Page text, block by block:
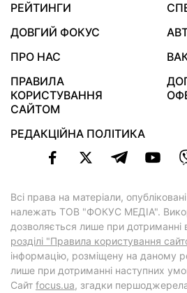
РЕЙТИНГИ
ДОВГИЙ ФОКУС
ПРО НАС
ПРАВИЛА
КОРИСТУВАННЯ
САЙТОМ
РЕДАКЦІЙНА ПОЛІТИКА
Всі права на матеріали,
належать ТОВ "ФОКУС МЕДІА".
дозволяється лише при дотриманні
розділі "Правила користування
інформацію, розміщену на даному
лише при дотриманні наступних
Cайт focus.ua, згадки